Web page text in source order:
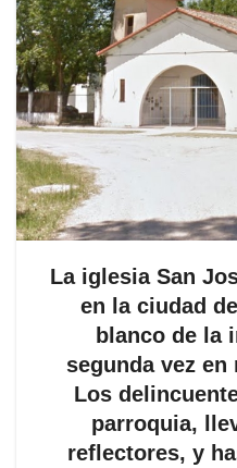
La iglesia San
en la ciudad
blanco de la
segunda vez en
Los
parroquia,
reflectores, y